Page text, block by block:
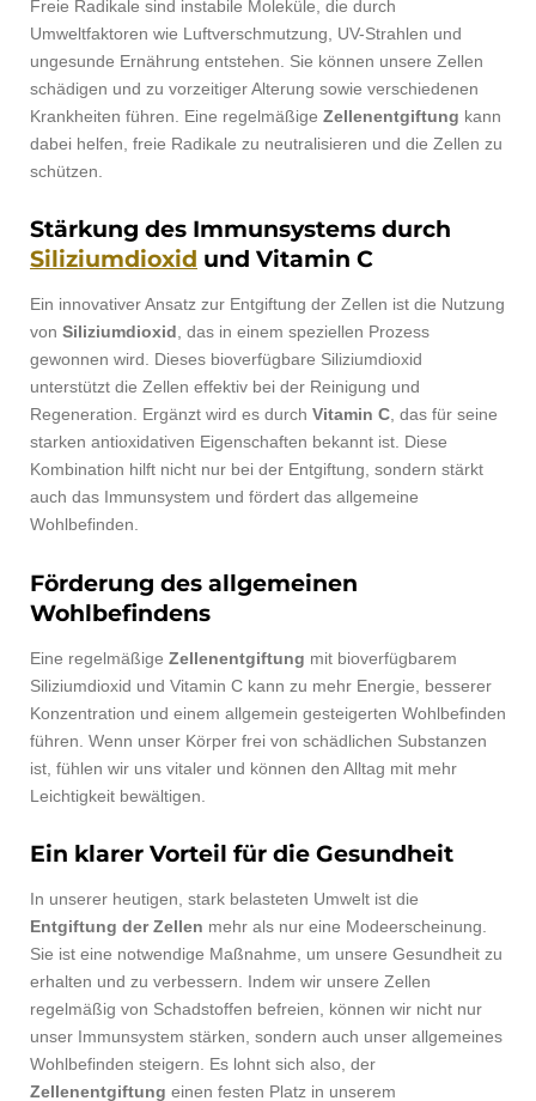
Freie Radikale sind instabile Moleküle, die durch
Umweltfaktoren wie Luftverschmutzung, UV-Strahlen und
ungesunde Ernährung entstehen. Sie können unsere Zellen
schädigen und zu vorzeitiger Alterung sowie verschiedenen
Krankheiten führen. Eine regelmäßige Zellenentgiftung kann
dabei helfen, freie Radikale zu neutralisieren und die Zellen zu
schützen.
Stärkung des Immunsystems durch
Siliziumdioxid und Vitamin C
Ein innovativer Ansatz zur Entgiftung der Zellen ist die Nutzung
von Siliziumdioxid, das in einem speziellen Prozess
gewonnen wird. Dieses bioverfügbare Siliziumdioxid
unterstützt die Zellen effektiv bei der Reinigung und
Regeneration. Ergänzt wird es durch Vitamin C, das für seine
starken antioxidativen Eigenschaften bekannt ist. Diese
Kombination hilft nicht nur bei der Entgiftung, sondern stärkt
auch das Immunsystem und fördert das allgemeine
Wohlbefinden.
Förderung des allgemeinen
Wohlbefindens
Eine regelmäßige Zellenentgiftung mit bioverfügbarem
Siliziumdioxid und Vitamin C kann zu mehr Energie, besserer
Konzentration und einem allgemein gesteigerten Wohlbefinden
führen. Wenn unser Körper frei von schädlichen Substanzen
ist, fühlen wir uns vitaler und können den Alltag mit mehr
Leichtigkeit bewältigen.
Ein klarer Vorteil für die Gesundheit
In unserer heutigen, stark belasteten Umwelt ist die
Entgiftung der Zellen mehr als nur eine Modeerscheinung.
Sie ist eine notwendige Maßnahme, um unsere Gesundheit zu
erhalten und zu verbessern. Indem wir unsere Zellen
regelmäßig von Schadstoffen befreien, können wir nicht nur
unser Immunsystem stärken, sondern auch unser allgemeines
Wohlbefinden steigern. Es lohnt sich also, der
Zellenentgiftung einen festen Platz in unserem